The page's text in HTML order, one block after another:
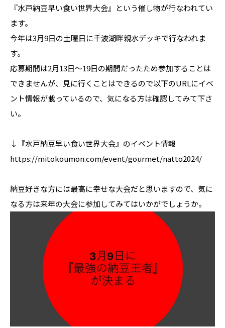
『水戸納豆早い食い世界大会』という催し物が行なわれてい
ます。
今年は3月9日の土曜日に千波湖畔親水デッキで行なわれま
す。
応募期間は2月13日～19日の期間だったため参加することは
できませんが、見に行くことはできるので以下のURLにイベ
ント情報が載っているので、気になる方は確認してみて下さ
い。
↓『水戸納豆早い食い世界大会』のイベント情報
https://mitokoumon.com/event/gourmet/natto2024/
納豆好きな方には最高に幸せな大会だと思いますので、気に
なる方は来年の大会に参加してみてはいかがでしょうか。